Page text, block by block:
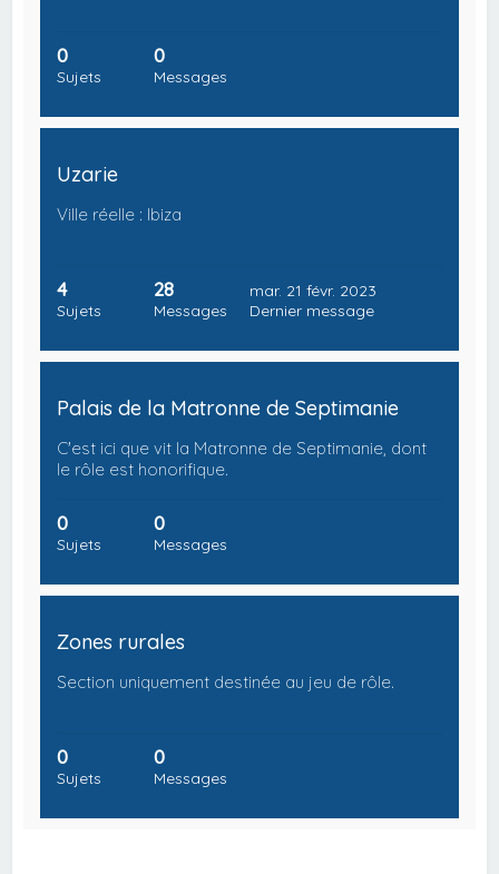
0
Sujets
0
Messages
Uzarie
Ville réelle : Ibiza
4
Sujets
28
Messages
mar. 21 févr. 2023
Dernier message
Palais de la Matronne de Septimanie
C'est ici que vit la Matronne de Septimanie, dont
le rôle est honorifique.
0
Sujets
0
Messages
Zones rurales
Section uniquement destinée au jeu de rôle.
0
Sujets
0
Messages